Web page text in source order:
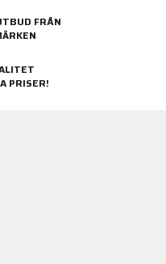
FRÅN
PRISER!